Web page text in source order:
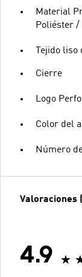
Material
Poliéster /
Tejido
Cierre
Logo
Color del
Número
Valoraciones
4.9